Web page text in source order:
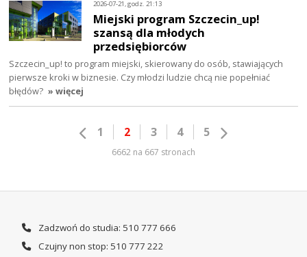
2026-07-21, godz. 21:13
Miejski program Szczecin_up!
szansą dla młodych
przedsiębiorców
Szczecin_up! to program miejski, skierowany do osób, stawiających
pierwsze kroki w biznesie. Czy młodzi ludzie chcą nie popełniać
błędów? » więcej
1 2 3 4 5
6662 na 667 stronach
Zadzwoń do studia: 510 777 666
Czujny non stop: 510 777 222